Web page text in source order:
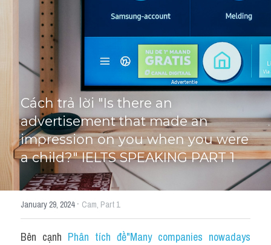
HỌC THỬ
Cách trả lời "Is there an
advertisement that made an
impression on you when you were
a child?" IELTS SPEAKING PART 1
January 29, 2024· Cam, Part 1
Bên cạnh Phân tích đề"Many companies nowadays